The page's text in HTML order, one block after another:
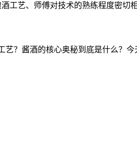
工艺、师傅对技术的熟练程度密切
？酱酒的核心奥秘到底是什么？